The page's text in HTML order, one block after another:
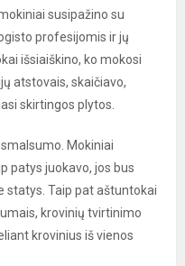
susipažino su
profesijomis ir jų
išsiaiškino, ko mokosi
atstovais, skaičiavo,
skirtingos plytos.
Mokiniai
patys juokavo, jos bus
statys. Taip pat aštuntokai
krovinių tvirtinimo
krovinius iš vienos